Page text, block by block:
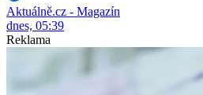
Aktuálně.cz - Magazín
dnes, 05:39
Reklama